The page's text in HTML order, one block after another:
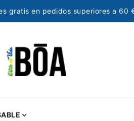
gratis en pedidos superiores a 60